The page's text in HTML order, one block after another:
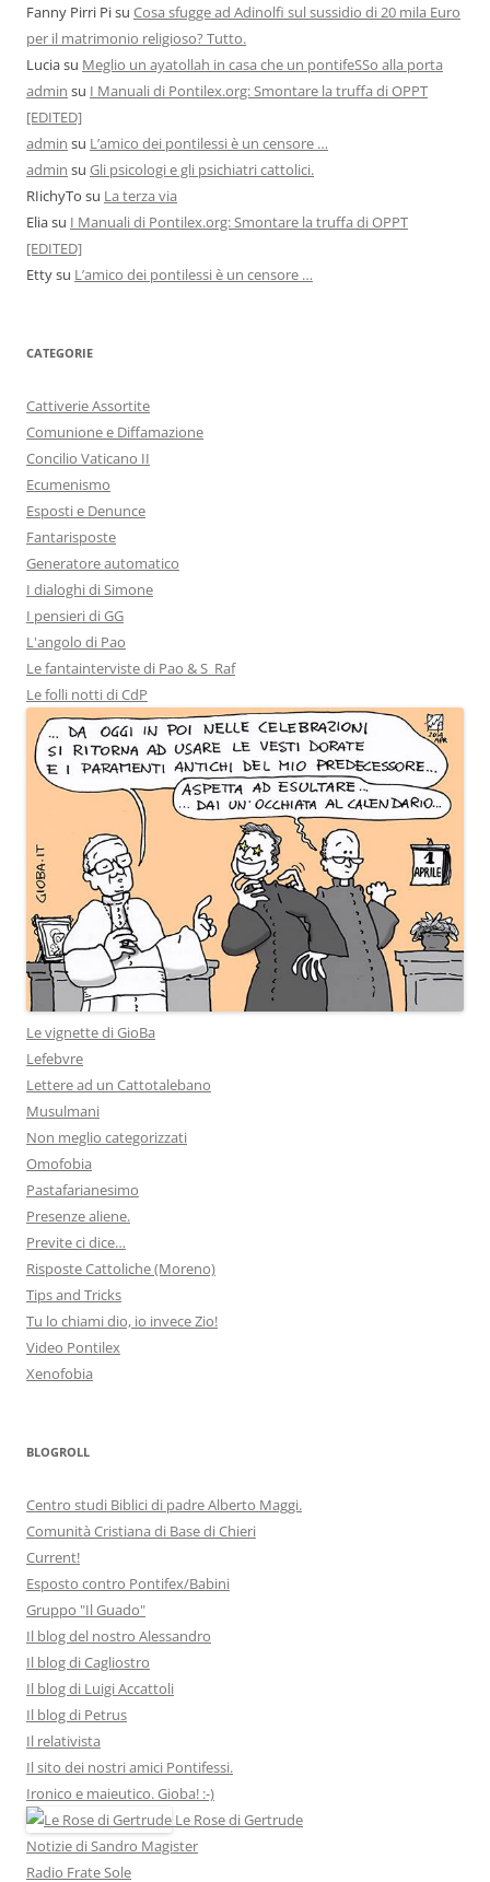
Fanny Pirri Pisu Cosa sfugge ad Adinolfi sul sussidio di 20 mila Euro
per il matrimonio religioso? Tutto.
Luciasu Meglio un ayatollah in casa che un pontifeSSo alla porta
admin su I Manuali di Pontilex.org: Smontare la truffa di OPPT
[EDITED]
admin su L’amico dei pontilessi è un censore …
admin su Gli psicologi e gli psichiatri cattolici.
RIichyTo su La terza via
Eliasu I Manuali di Pontilex.org: Smontare la truffa di OPPT
[EDITED]
Ettysu L’amico dei pontilessi è un censore …
CATEGORIE
Cattiverie Assortite
Comunione e Diffamazione
Concilio Vaticano II
Ecumenismo
Esposti e Denunce
Fantarisposte
Generatore automatico
I dialoghi di Simone
I pensieri di GG
L'angolo di Pao
Le fantainterviste di Pao & S_Raf
Le folli notti di CdP
Le vignette di GioBa
Lefebvre
Lettere ad un Cattotalebano
Musulmani
Non meglio categorizzati
Omofobia
Pastafarianesimo
Presenze aliene.
Previte ci dice…
Risposte Cattoliche (Moreno)
Tips and Tricks
Tu lo chiami dio, io invece Zio!
Video Pontilex
Xenofobia
BLOGROLL
Centro studi Biblici di padre Alberto Maggi.
Comunità Cristiana di Base di Chieri
Current!
Esposto contro Pontifex/Babini
Gruppo "Il Guado"
Il blog del nostro Alessandro
Il blog di Cagliostro
Il blog di Luigi Accattoli
Il blog di Petrus
Il relativista
Il sito dei nostri amici Pontifessi.
Ironico e maieutico. Gioba! :-)
Le Rose di Gertrude
Notizie di Sandro Magister
Radio Frate Sole